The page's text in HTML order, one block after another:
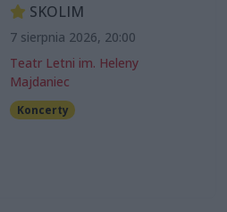
SKOLIM
7 sierpnia 2026, 20:00
Teatr Letni im. Heleny
Majdaniec
Koncerty